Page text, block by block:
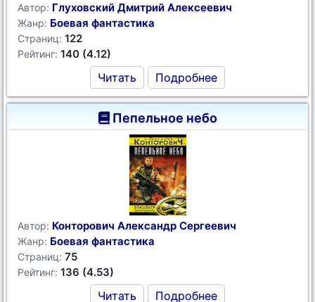
Автор: Глуховский Дмитрий Алексеевич
Жанр: Боевая фантастика
Страниц: 122
Рейтинг: 140 (4.12)
Читать Подробнее
Пепельное небо
Автор: Конторович Александр Сергеевич
Жанр: Боевая фантастика
Страниц: 75
Рейтинг: 136 (4.53)
Читать Подробнее